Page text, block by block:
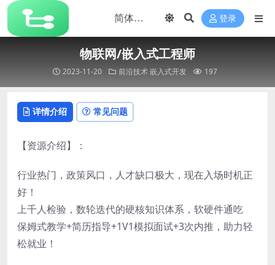
登录
物联网/嵌入式工程师
2023-11-20 前沿技术嵌入式开发 197
详情介绍 常见问题
【资源介绍】：
行业热门，政策风口，人才缺口极大，现在入场时机正
好！
上千人检验，数轮迭代的硬核知识体系，软硬件通吃
保姆式教学+简历指导+1V1模拟面试+3次内推，助力轻
松就业！